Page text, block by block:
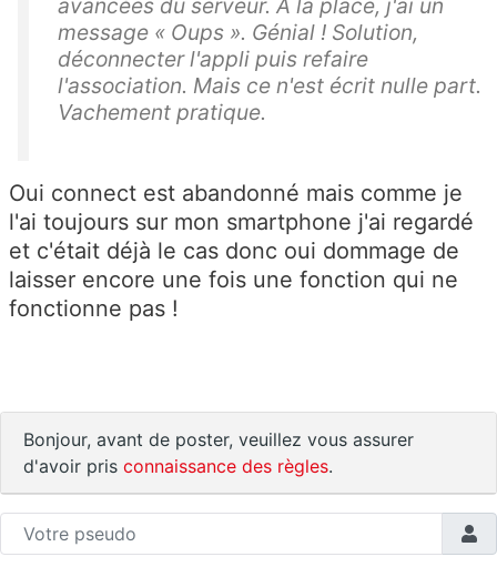
message « Oups ». Génial ! Solution,
déconnecter l'appli puis refaire
l'association. Mais ce n'est écrit nulle part.
Vachement pratique.
Oui connect est abandonné mais comme je
l'ai toujours sur mon smartphone j'ai regardé
et c'était déjà le cas donc oui dommage de
laisser encore une fois une fonction qui ne
fonctionne pas !
Bonjour, avant de poster, veuillez vous assurer
d'avoir pris connaissance des règles.